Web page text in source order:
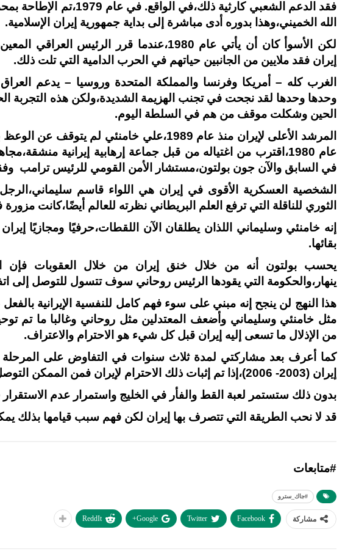
فقد الدعم الشعبي كارثية
الله الخميني،وهذا بدوره أدى مباشرة إلى بداية جمهورية إيران الإسلامية.
لكن الأسوأ كان أن يأتي عام 1980،عندما قرر
إيران فقد ملايين من الجانبين حياتهم في الحرب الدامية التي تلت ذلك.
الغرب كله – أمريكا وفرنسا والمملكة المتحدة وروسيا – يدعم
وحدها وحدها لقد نجحت في تجنب الهزيمة الشديدة،ولكن هذه التجربة
الحين وشكلت موقف من هم في السلطة اليوم.
المرشد الأعلى لإيران منذ عام 1989،علي خامنئي
عام 1980،اقترب من اغتياله من قبل جماعة إرهابية إيرانية
في السابق والآن جون بولتون،مستشار الأمن القومي للرئيس ترامب
الشخصية العسكرية الأقوى في إيران هي اللواء قاسم
الثوري للناقلة التي ترفع العلم البريطاني نظرته للعالم أيضًا،كانت
إنه خامنئي وسليماني اللذان يطلقان الآن اللقطات،حرفيًا ومجازيًا
بقائها.
يحسب بولتون أنه من خلال خنق إيران من خلال العقوبات فإن
ينهار،والحكومة التي يقودها الرئيس روحاني سوف تتسول للتوصل إلى
هذا النهج لن ينجح إنه مبني على سوء فهم كامل للنفسية الإيرانية
مثل خامنئي وسليماني وأضعف المعتدلين مثل روحاني وغالبا ما تم
من الإذلال ما تسعى إليه إيران قبل كل شيء هو الاحترام والاعتراف.
كما أعرف بعد مشاركتي لمدة ثلاث سنوات في التفاوض على المرحلة
إيران (2003- 2006)،إذا تم إثبات ذلك الاحترام لإيران فمن الممكن التوصل إلى اتفاق.
بدون ذلك ستستمر لعبة القط والفأر في الخليج واستمرار عدم
قد لا نحب الطريقة التي تتصرف بها إيران لكن فهم سبب قيامها بذلك
#متابعات
#جاك_سترو
مشاركة Facebook
Twitter
Google+
ReddIt